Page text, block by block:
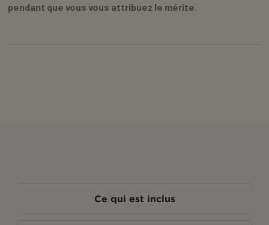
pendant que vous vous attribuez le mérite
Ce qui est inclus